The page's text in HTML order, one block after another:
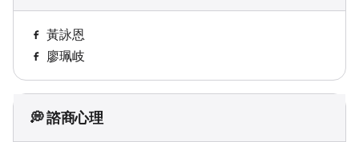
黃詠恩
廖珮岐
💭 諮商心理